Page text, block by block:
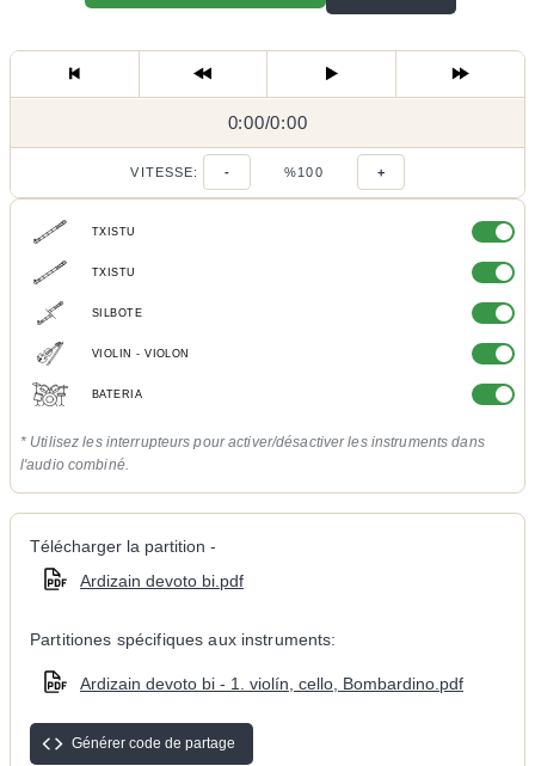
0:00/
0:00/0:00
VITESSE: - %100 +
TXISTU
TXISTU
SILBOTE
VIOLIN - VIOLON
BATERIA
* Utilisez les interrupteurs pour activer/désactiver les instruments dans
l'audio combiné.
Télécharger la partition -
Ardizain devoto bi.pdf
Partitiones spécifiques aux instruments:
Ardizain devoto bi - 1. violín, cello, Bombardino.pdf
Générer code de partage